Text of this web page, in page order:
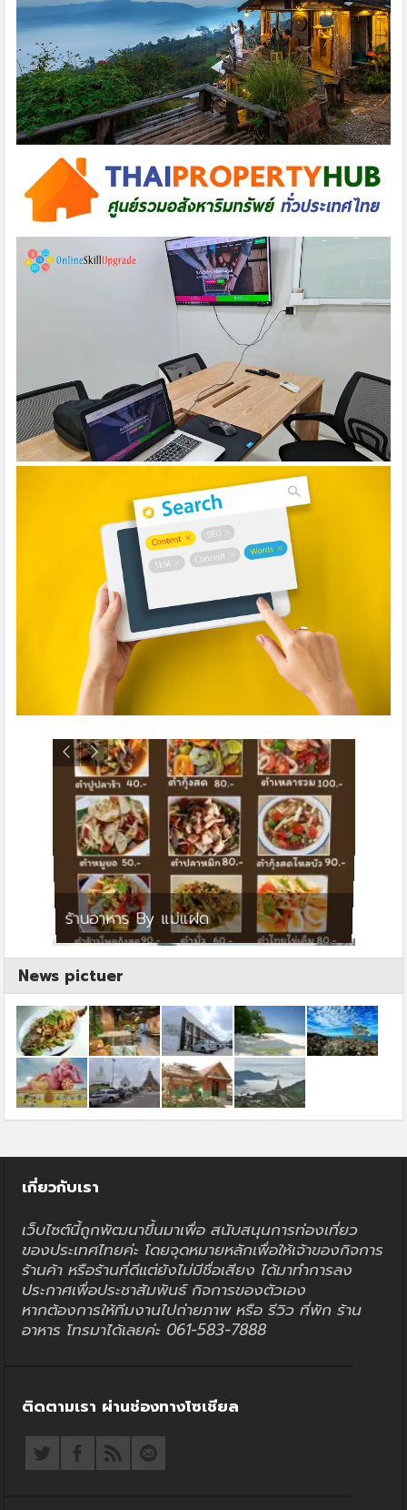
ร้านอาหาร By แม่แฝด
News pictuer
เกี่ยวกับเรา
เว็บไซต์นี้ถูกพัฒนาขึ้นมาเพื่อ สนับสนุนการท่องเที่ยว
ของประเทศไทยค่ะ โดยจุดหมายหลักเพื่อให้เจ้าของกิจการ
ร้านค้า หรือร้านที่ดีแต่ยังไม่มีชื่อเสียง ได้มาทำการลง
ประกาศเพื่อประชาสัมพันธ์ กิจการของตัวเอง
หากต้องการให้ทีมงานไปถ่ายภาพ หรือ รีวิว ที่พัก ร้าน
อาหาร โทรมาได้เลยค่ะ 061-583-7888
ติดตามเรา ผ่านช่องทางโซเชียล